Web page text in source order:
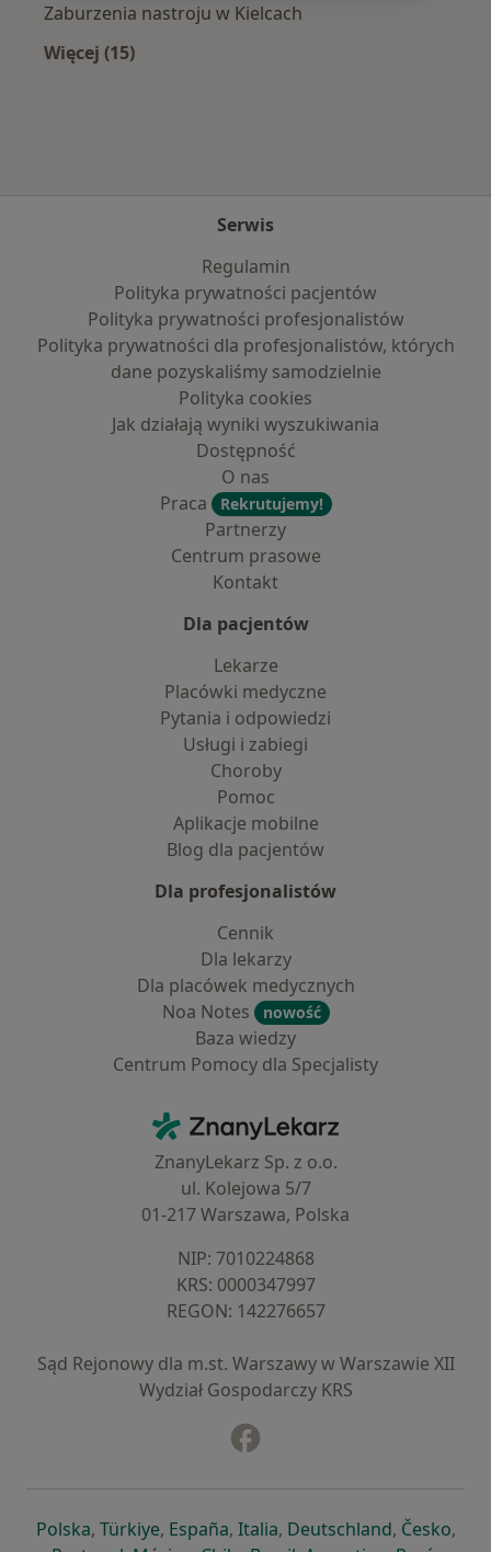
Zaburzenia nastroju w Kielcach
Więcej (15)
Serwis
Regulamin
Polityka prywatności pacjentów
Polityka prywatności profesjonalistów
Polityka prywatności dla profesjonalistów, których
dane pozyskaliśmy samodzielnie
Polityka cookies
Jak działają wyniki wyszukiwania
Dostępność
O nas
Praca
Rekrutujemy!
Partnerzy
Centrum prasowe
Kontakt
Dla pacjentów
Lekarze
Placówki medyczne
Pytania i odpowiedzi
Usługi i zabiegi
Choroby
Pomoc
Aplikacje mobilne
Blog dla pacjentów
Dla profesjonalistów
Cennik
Dla lekarzy
Dla placówek medycznych
Noa Notes
nowość
Baza wiedzy
Centrum Pomocy dla Specjalisty
ZnanyLekarz - Strona główna
ZnanyLekarz Sp. z o.o.
ul. Kolejowa 5/7
01-217 Warszawa, Polska
NIP: ⁠7010224868
KRS: ⁠0000347997
REGON: ⁠142276657
Sąd Rejonowy dla m.st. Warszawy w Warszawie XII
Wydział Gospodarczy KRS
Polskaotwiera się w nowej karcie
, Türkiyeotwiera się w nowej karcie
, Españaotwiera się w nowej karcie
, Italiaotwiera się w nowej
, Deutschlandotwiera się
, Česko,